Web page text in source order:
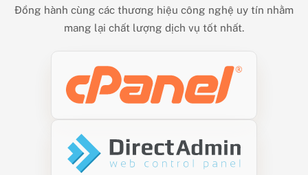
Đồng hành cùng các thương hiệu công nghệ uy tín nhằm
mang lại chất lượng dịch vụ tốt nhất.